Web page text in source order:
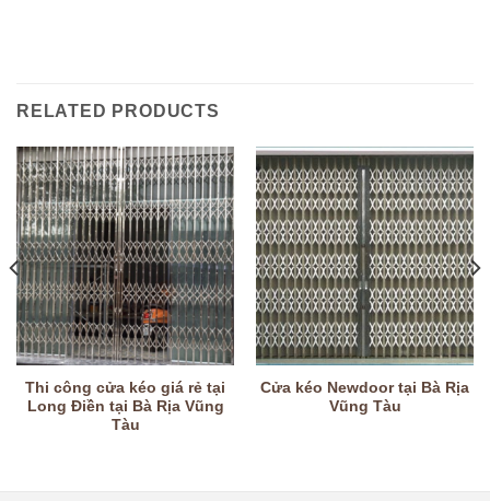
RELATED PRODUCTS
Thi công cửa kéo giá rẻ tại
Long Điền tại Bà Rịa Vũng
Tàu
Cửa kéo Newdoor tại Bà Rịa
Vũng Tàu